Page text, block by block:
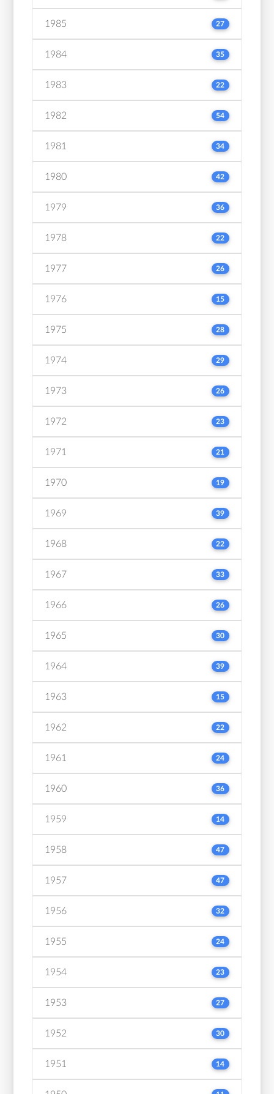
1985 27
1984 35
1983 22
1982 54
1981 34
1980 42
1979 36
1978 22
1977 26
1976 15
1975 28
1974 29
1973 26
1972 23
1971 21
1970 19
1969 39
1968 22
1967 33
1966 26
1965 30
1964 39
1963 15
1962 22
1961 24
1960 36
1959 14
1958 47
1957 47
1956 32
1955 24
1954 23
1953 27
1952 30
1951 14